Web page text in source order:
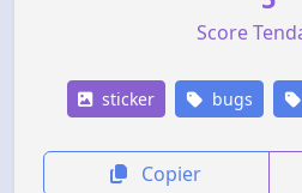
Score
sticker bugs
Copier